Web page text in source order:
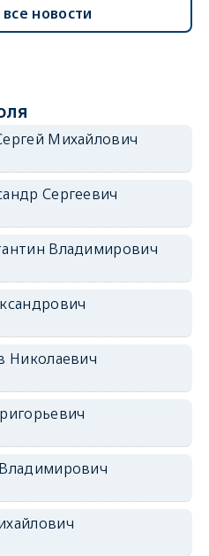
новости
Михайлович
Сергеевич
Владимирович
Николаевич